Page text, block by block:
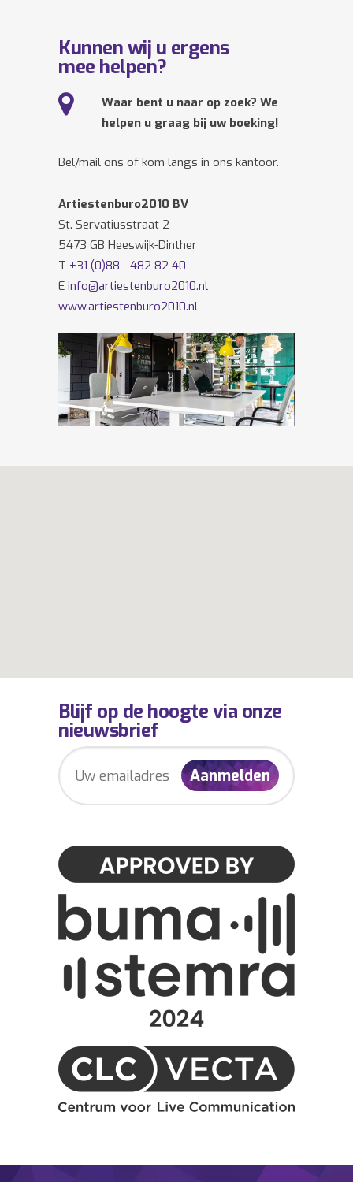
Kunnen wij u ergens
mee helpen?
Waar bent u naar op zoek? We
helpen u graag bij uw boeking!
Bel/mail ons of kom langs in ons kantoor.
Artiestenburo2010 BV
St. Servatiusstraat 2
5473 GB Heeswijk-Dinther
T +31 (0)88 - 482 82 40
E info@artiestenburo2010.nl
www.artiestenburo2010.nl
Volg ons ook opFacebookenTwitter
Blijf op de hoogte via onze
nieuwsbrief